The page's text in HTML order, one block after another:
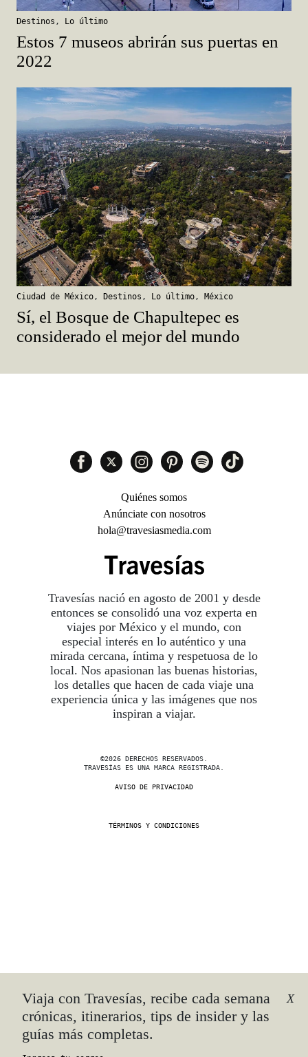
Destinos , Lo último
Estos 7 museos abrirán sus puertas en
2022
Ciudad de México , Destinos , Lo último , México
Sí, el Bosque de Chapultepec es
considerado el mejor del mundo
Viaja con Travesías, recibe cada semana
crónicas, itinerarios, tips de insider y las
guías más completas.
X
Travesías nació en agosto de 2001 y desde
entonces se consolidó una voz experta en
viajes por México y el mundo, con
especial interés en lo auténtico y una
mirada cercana, íntima y respetuosa de lo
local. Nos apasionan las buenas historias,
los detalles que hacen de cada viaje una
experiencia única y las imágenes que nos
inspiran a viajar.
Quiénes somos
Anúnciate con nosotros
hola@travesiasmedia.com
©2026 DERECHOS RESERVADOS.
TRAVESÍAS ES UNA MARCA REGISTRADA
AVISO DE PRIVACIDAD
TÉRMINOS Y CONDICIONES